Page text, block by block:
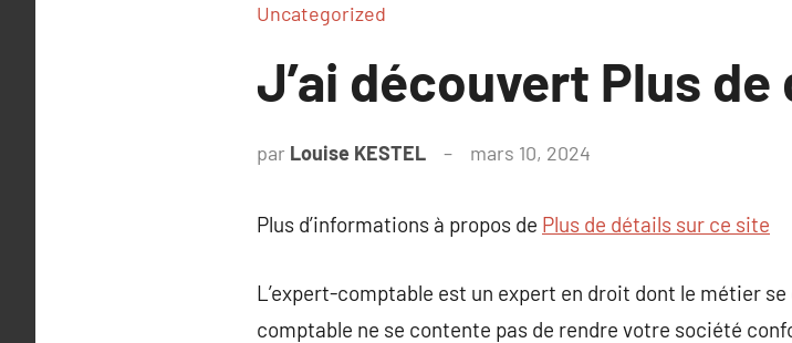
Uncategorized
J’ai découvert Plus
par Louise KESTEL mars 10, 2024
Plus d’informations à propos de Plus de détails sur ce site
L’expert-comptable est un expert en droit dont le métier
comptable ne se contente pas de rendre votre société